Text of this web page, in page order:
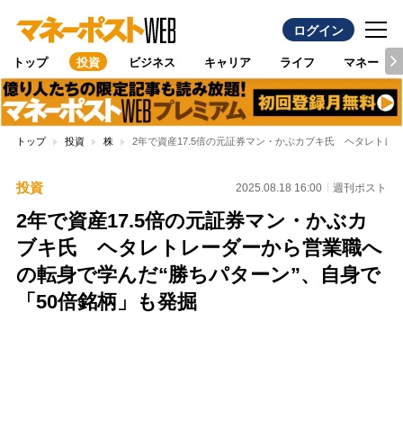
ログイン
トップ 投資 ビジネス キャリア ライフ マネー
トップ 投資 株 2年で資産17.5倍の元証券マン・かぶカブキ氏 ヘタレトレ
投資 2025.08.18 16:00 週刊ポスト
2年で資産17.5倍の元証券マン・かぶカ
ブキ氏 ヘタレトレーダーから営業職へ
の転身で学んだ“勝ちパターン”、自身で
「50倍銘柄」も発掘